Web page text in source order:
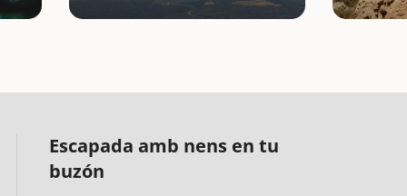
Escapada amb nens en tu
buzón